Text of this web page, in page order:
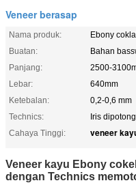
Veneer berasap
Nama produk:
Ebony
Buatan:
Bahan
Panjang:
2500-
Lebar:
640mm
Ketebalan:
0,2-0,6 mm
Technics:
Iris dipotong
Cahaya Tinggi:
veneer
Veneer kayu Ebony
dengan Technics